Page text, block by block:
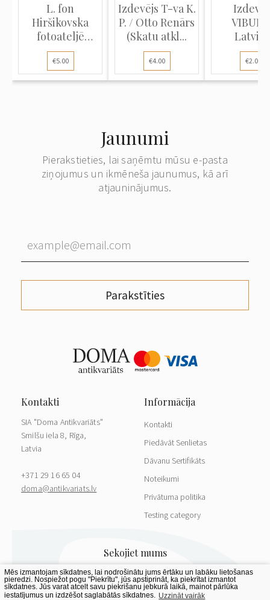
L. fon
Hiršikovska
fotoateljē
(Studijas
fotog...
€5.00
Izdevējs T-va K.
P. / Otto Renārs
(Skatu atkl...
€4.00 €2.00
Jaunumi
Pierakstieties, lai saņēmtu mūsu e-pasta
ziņojumus un ikmēneša jaunumus, kā arī
atjauninājumus.
Parakstīties
SIA "Doma Antikvariāts"
Smilšu iela 8, Rīga,
Latvia
+371 29 16 65 04
doma@antikvariats.lv
Kontakti
Piedāvāt Senlietas
Dāvanu Sertifikāts
Noteikumi
Privātuma politika
Testing category
Mēs izmantojam sīkdatnes, lai nodrošinātu jums ērtāku un labāku lietošanas
pieredzi. Nospiežot pogu "Piekrītu", jūs apstiprināt, ka piekrītat izmantot
sīkdatnes. Jūs varat atcelt savu piekrišanu jebkurā laikā, mainot pārlūka
iestatījumus un izdzēšot saglabātās sīkdatnes. Uzzināt vairāk